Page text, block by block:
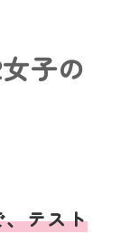
子の
テスト